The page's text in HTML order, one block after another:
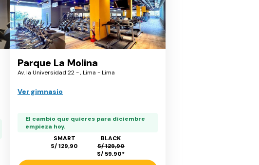
Parque La Molina
Av. la Universidad 22 - , Lima - Lima
Ver gimnasio
El cambio que quieres para diciembre
empieza hoy.
SMART
S/ 129,90
BLACK
S/ 129,90
S/ 59,90*